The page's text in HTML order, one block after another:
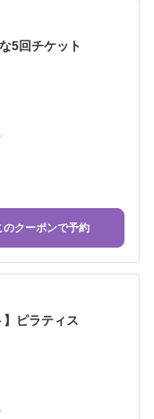
5回チケット
のクーポンで予約
ピラティス